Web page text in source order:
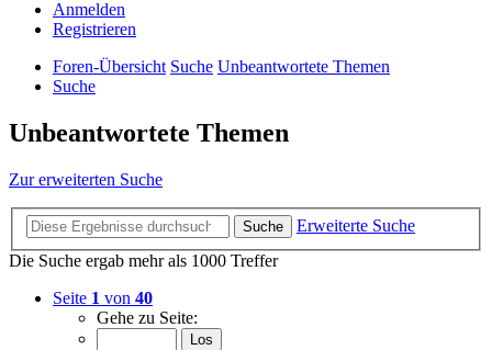
Anmelden
Registrieren
Foren-Übersicht Suche Unbeantwortete Themen
Suche
Unbeantwortete Themen
Zur erweiterten Suche
Suche
Erweiterte Suche
Die Suche ergab mehr als 1000 Treffer
Seite 1 von 40
Gehe zu Seite: